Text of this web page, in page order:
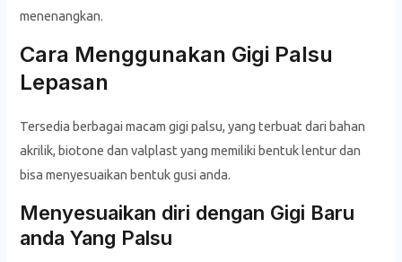
menenangkan.
Cara Menggunakan Gigi Palsu
Lepasan
Tersedia berbagai macam gigi palsu, yang terbuat dari bahan
akrilik, biotone dan valplast yang memiliki bentuk lentur dan
bisa menyesuaikan bentuk gusi anda.
Menyesuaikan diri dengan Gigi Baru
anda Yang Palsu